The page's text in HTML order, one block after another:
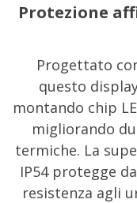
Protezione
Progettato
questo
montando chip
migliorando
termiche. La
IP54 protegge
resistenza agli